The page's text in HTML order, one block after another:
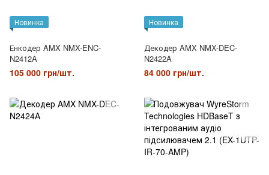
Новинка
Енкодер AMX NMX-ENC-
N2412A
105 000 грн/шт.
Новинка
Декодер AMX NMX-DEC-
N2422A
84 000 грн/шт.